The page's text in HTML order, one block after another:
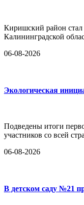
Киришский район стал
Калининградской
06-08-2026
Экологическая
Подведены итоги
участников со всей
06-08-2026
В детском саду №21